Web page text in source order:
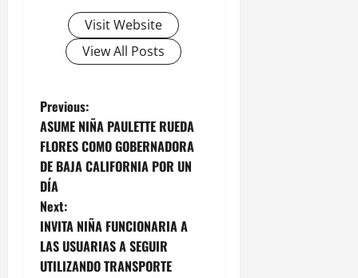
Visit Website
View All Posts
P
o
s
t
n
Previous:
ASUME NIÑA PAULETTE RUEDA
FLORES COMO GOBERNADORA
DE BAJA CALIFORNIA POR UN
DÍA
Next:
INVITA NIÑA FUNCIONARIA A
LAS USUARIAS A SEGUIR
UTILIZANDO TRANSPORTE